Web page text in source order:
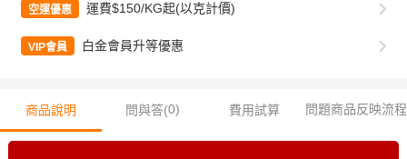
空運優惠 運費$150/KG起(以克計價)
VIP會員 白金會員升等優惠
商品說明 問與答(0) 費用試算 問題商品反映流程